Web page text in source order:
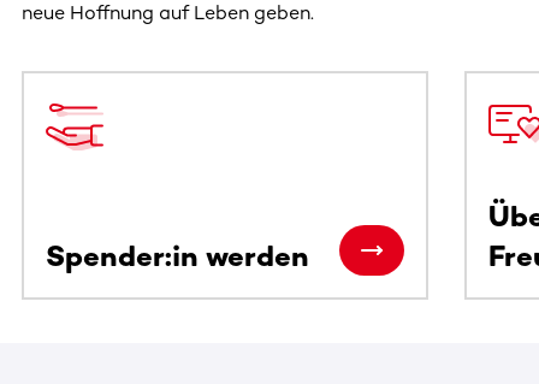
neue Hoffnung auf Leben geben.
Spender:in werden